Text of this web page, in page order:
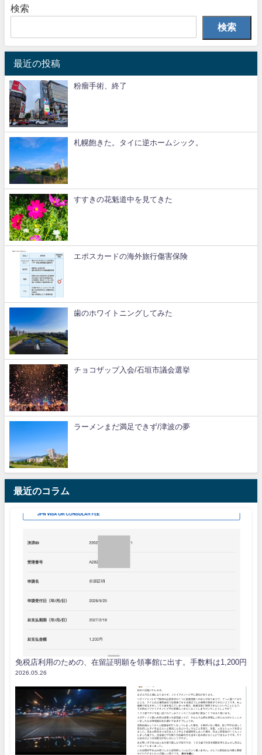
検索
検索
最近の投稿
粉瘤手術、終了
札幌飽きた。タイに逆ホームシック。
すすきの花魁道中を見てきた
エポスカードの海外旅行傷害保険
歯のホワイトニングしてみた
チョコザップ入会/石垣市議会選挙
ラーメンまだ満足できず/津波の夢
最近のコラム
免税店利用のための、在留証明願を領事館に出す。手数料は1,200円
2026.05.26